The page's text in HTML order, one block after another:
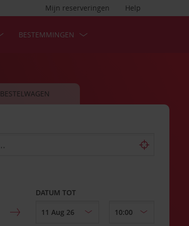
Help
Mijn reserveringen
BESTEMMINGEN
BESTELWAGEN
DATUM TOT